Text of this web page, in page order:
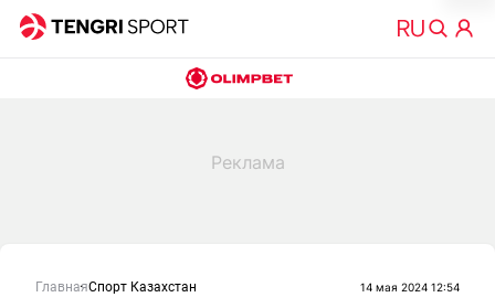
ГлавнаяСпорт Казахстан 14 мая 2024 12:54